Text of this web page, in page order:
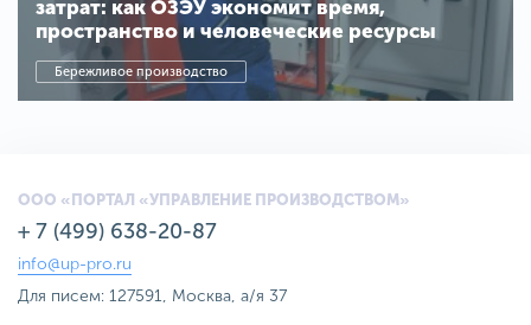
затрат: как ОЗЭУ экономит время,
пространство и человеческие ресурсы
Бережливое производство
ООО «ПОРТАЛ «УПРАВЛЕНИЕ ПРОИЗВОДСТВОМ»
+ 7 (499) 638-20-87
info@up-pro.ru
Для писем: 127591, Москва, а/я 37